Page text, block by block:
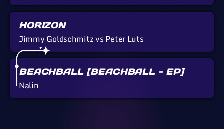
HORIZON
Jimmy Goldschmitz vs Peter Luts
BEACHBALL [BEACHBALL - EP]
Nalin